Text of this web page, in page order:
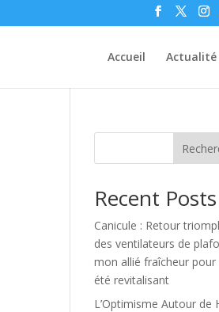
Accueil Actualité
Recent Posts
Canicule : Retour
des ventilateurs de
mon allié fraîcheur pour
été revitalisant
L’Optimisme Autour de